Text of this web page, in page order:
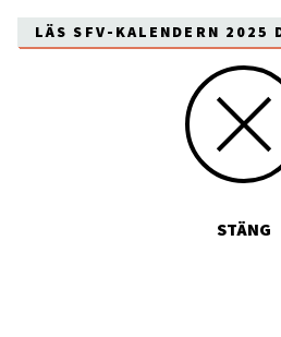
LÄS SFV-KALENDERN 2025
STÄNG